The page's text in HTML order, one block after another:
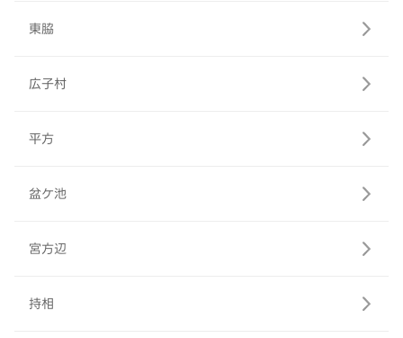
東脇
広子村
平方
盆ケ池
宮方辺
持相